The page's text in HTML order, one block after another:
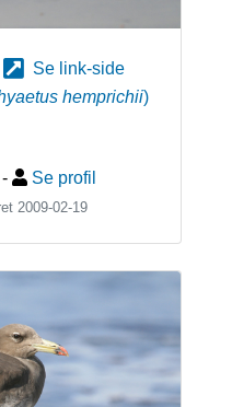
Se link-side
hemprichii)
- Se profil
2009-02-19